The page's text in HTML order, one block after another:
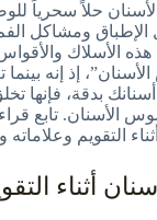
حلاً سحرياً
الإطباق ومشاكل
الأسلاك
إذ إنه بينما
بدقة، فإنها
الأسنان. تابع
التقويم وعلاماته
أثناء